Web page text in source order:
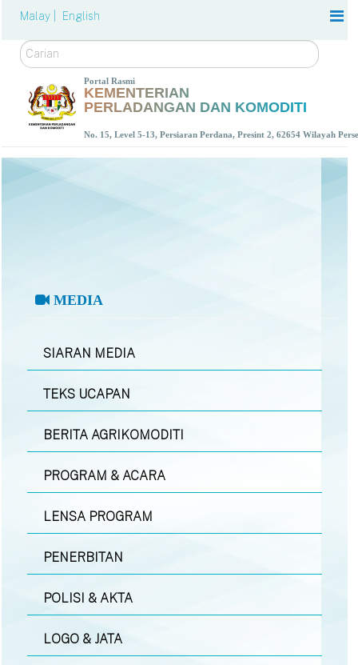
Malay | English
Carian
Portal Rasmi
KEMENTERIAN
PERLADANGAN DAN KOMODITI
No. 15, Level 5-13, Persiaran Perdana, Presint 2, 62654 Wilayah
MEDIA
SIARAN MEDIA
TEKS UCAPAN
BERITA AGRIKOMODITI
PROGRAM & ACARA
LENSA PROGRAM
PENERBITAN
POLISI & AKTA
LOGO & JATA